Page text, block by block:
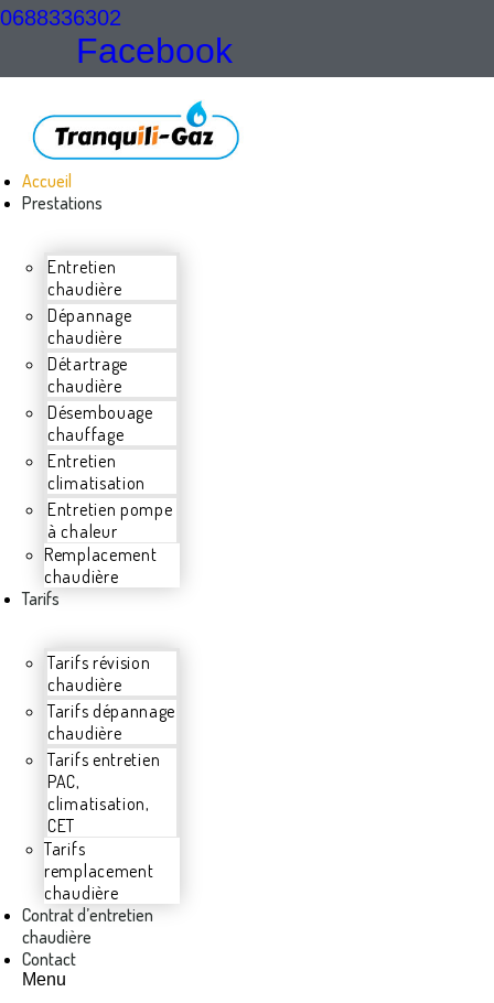
0688336302
Facebook
Accueil
Prestations
Entretien
chaudière
Dépannage
chaudière
Détartrage
chaudière
Désembouage
chauffage
Entretien
climatisation
Entretien pompe
à chaleur
Remplacement
chaudière
Tarifs
Tarifs révision
chaudière
Tarifs dépannage
chaudière
Tarifs entretien
PAC,
climatisation,
CET
Tarifs
remplacement
chaudière
Contrat d’entretien
chaudière
Contact
Menu